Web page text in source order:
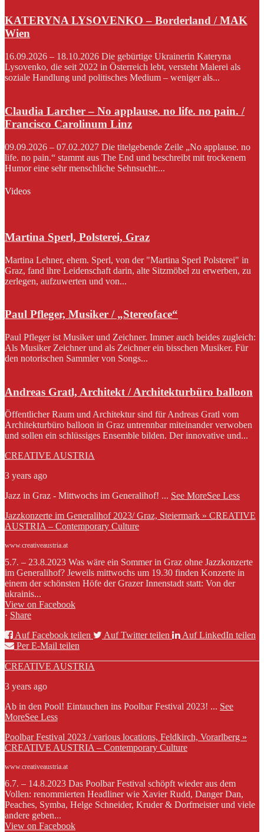
KATERYNA LYSOVENKO – Borderland / MAK
Wien
16.09.2026 – 18.10.2026 Die gebürtige Ukrainerin Kateryna
Lysovenko, die seit 2022 in Österreich lebt, versteht Malerei als
soziale Handlung und politisches Medium – weniger als...
Claudia Larcher – No applause. no life. no pain. /
Francisco Carolinum Linz
09.09.2026 – 07.02.2027 Die titelgebende Zeile „No applause. no
life. no pain.“ stammt aus The End und beschreibt mit trockenem
Humor eine sehr menschliche Sehnsucht:...
Videos
Martina Sperl, Polsterei, Graz
Martina Lehner, ehem. Sperl, von der "Martina Sperl Polsterei" in
Graz, fand ihre Leidenschaft darin, alte Sitzmöbel zu erwerben, zu
zerlegen, aufzuwerten und von...
Paul Pfleger, Musiker / „Stereoface“
Paul Pfleger ist Musiker und Zeichner. Immer auch beides zugleich:
Als Musiker Zeichner und als Zeichner ein bisschen Musiker. Für
den notorischen Sammler von Songs...
Andreas Gratl, Architekt / Architekturbüro balloon
Öffentlicher Raum und Architektur sind für Andreas Gratl vom
Architekturbüro balloon in Graz untrennbar miteinander verwoben
und sollen ein schlüssiges Ensemble bilden. Der innovative und...
CREATIVE AUSTRIA
3 years ago
Jazz in Graz - Mittwochs im Generalihof! ... See MoreSee Less
Jazzkonzerte im Generalihof 2023/ Graz, Steiermark » CREATIVE
AUSTRIA – Contemporary Culture
www.creativeaustria.at
5.7. – 23.8.2023 Was wäre ein Sommer in Graz ohne Jazzkonzerte
im Generalihof? Jeweils mittwochs um 19.30 finden Konzerte in
einem der schönsten Höfe der Grazer Innenstadt statt: Von der
ukrainis...
View on Facebook
· Share
Auf Facebook teilen
Auf Twitter teilen
Auf LinkedIn teilen
Per E-Mail teilen
CREATIVE AUSTRIA
3 years ago
Ab in den Pool! Eintauchen ins Poolbar Festival 2023! ... See
MoreSee Less
Poolbar Festival 2023 / various locations, Feldkirch, Vorarlberg »
CREATIVE AUSTRIA – Contemporary Culture
www.creativeaustria.at
6.7. – 14.8.2023 Das Poolbar Festival schöpft wieder aus dem
Vollen: renommierten Headliner wie Xavier Rudd, Danger Dan,
Peaches, Symba, Helge Schneider, Kruder & Dorfmeister und viele
andere geben...
View on Facebook